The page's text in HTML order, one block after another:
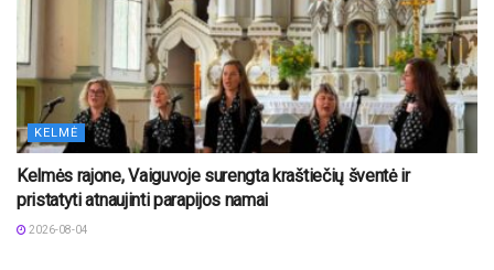
KELMĖ
Kelmės rajone, Vaiguvoje surengta kraštiečių šventė ir
pristatyti atnaujinti parapijos namai
2026-08-04